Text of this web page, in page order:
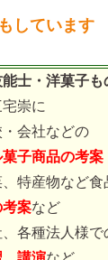
しています
士・洋菓子
崇に
会社などの
子商品の考案
特産物など食
考案など
各種法人様で